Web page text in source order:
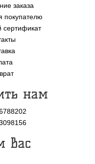
заказа
сертификат
нам
Вас